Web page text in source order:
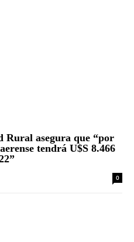
Rural asegura que “por
tendrá U$S 8.466
0